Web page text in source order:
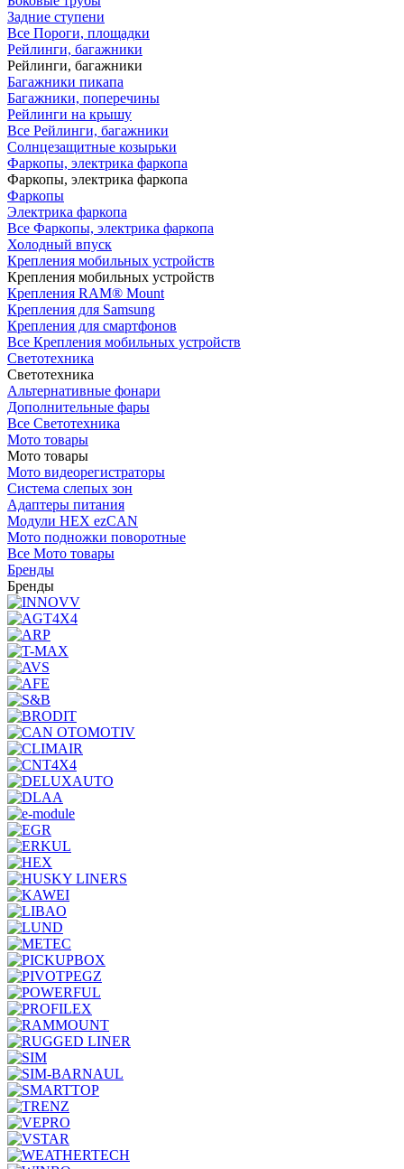
Задние ступени
Все Пороги, площадки
Рейлинги, багажники
Рейлинги, багажники
Багажники пикапа
Багажники, поперечины
Рейлинги на крышу
Все Рейлинги, багажники
Солнцезащитные козырьки
Фаркопы, электрика фаркопа
Фаркопы, электрика фаркопа
Фаркопы
Электрика фаркопа
Все Фаркопы, электрика фаркопа
Холодный впуск
Крепления мобильных устройств
Крепления мобильных устройств
Крепления RAM® Mount
Крепления для Samsung
Крепления для смартфонов
Все Крепления мобильных устройств
Светотехника
Светотехника
Альтернативные фонари
Дополнительные фары
Все Светотехника
Мото товары
Мото товары
Мото видеорегистраторы
Система слепых зон
Адаптеры питания
Модули HEX ezCAN
Мото подножки поворотные
Все Мото товары
Бренды
Бренды